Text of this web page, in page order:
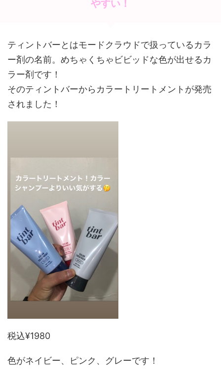
やすい！
ティントバーとはモードクラウドで扱っているカラ
ー剤の名前。めちゃくちゃビビッドな色が出せるカ
ラー剤です！
そのティントバーからカラートリートメントが発売
されました！
税込¥1980
色がネイビー、ピンク、グレーです！